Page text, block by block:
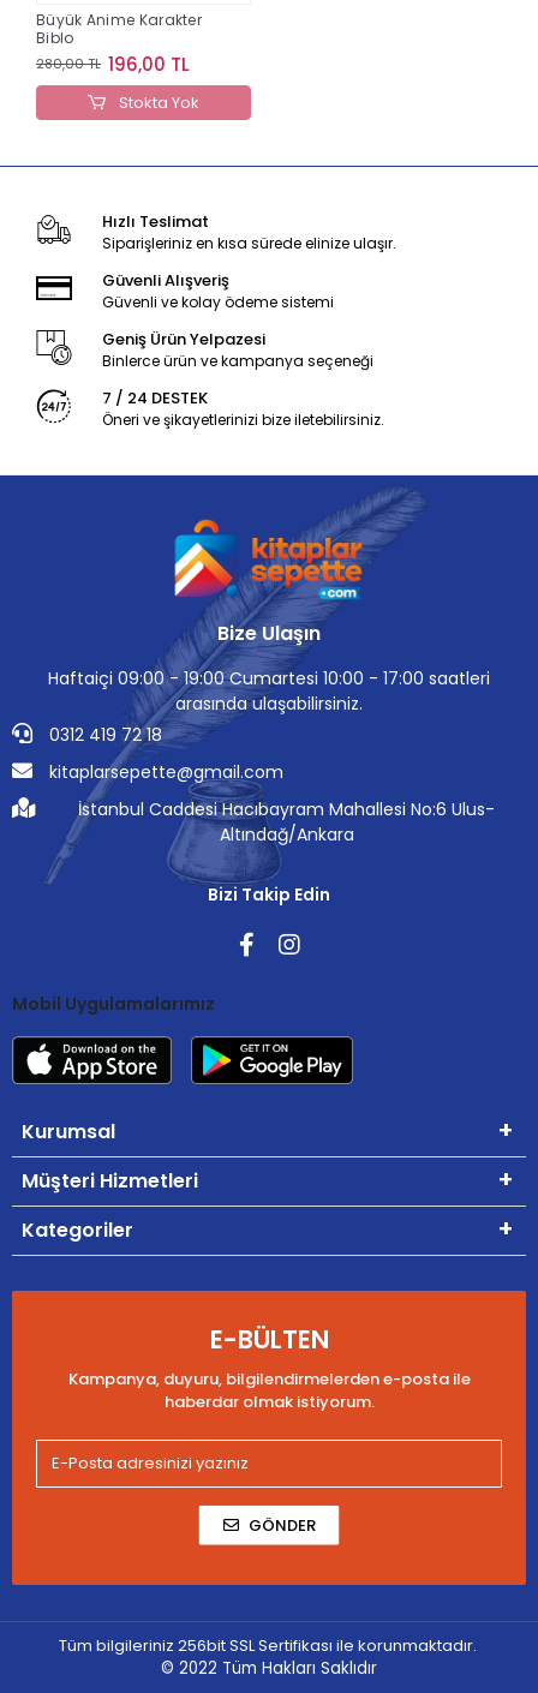
Büyük Anime Karakter
Biblo
280,00 TL 196,00 TL
Stokta Yok
Hızlı Teslimat
Siparişleriniz en kısa sürede elinize ulaşır.
Güvenli Alışveriş
Güvenli ve kolay ödeme sistemi
Geniş Ürün Yelpazesi
Binlerce ürün ve kampanya seçeneği
7 / 24 DESTEK
Öneri ve şikayetlerinizi bize iletebilirsiniz.
Bize Ulaşın
Haftaiçi 09:00 - 19:00 Cumartesi 10:00 - 17:00 saatleri
arasında ulaşabilirsiniz.
0312 419 72 18
kitaplarsepette@gmail.com
İstanbul Caddesi Hacıbayram Mahallesi No:6 Ulus-
Altındağ/Ankara
Bizi Takip Edin
Mobil Uygulamalarımız
Kurumsal
Müşteri Hizmetleri
Kategoriler
E-BÜLTEN
Kampanya, duyuru, bilgilendirmelerden e-posta ile
haberdar olmak istiyorum.
GÖNDER
Tüm bilgileriniz 256bit SSL Sertifikası ile korunmaktadır.
© 2022 Tüm Hakları Saklıdır